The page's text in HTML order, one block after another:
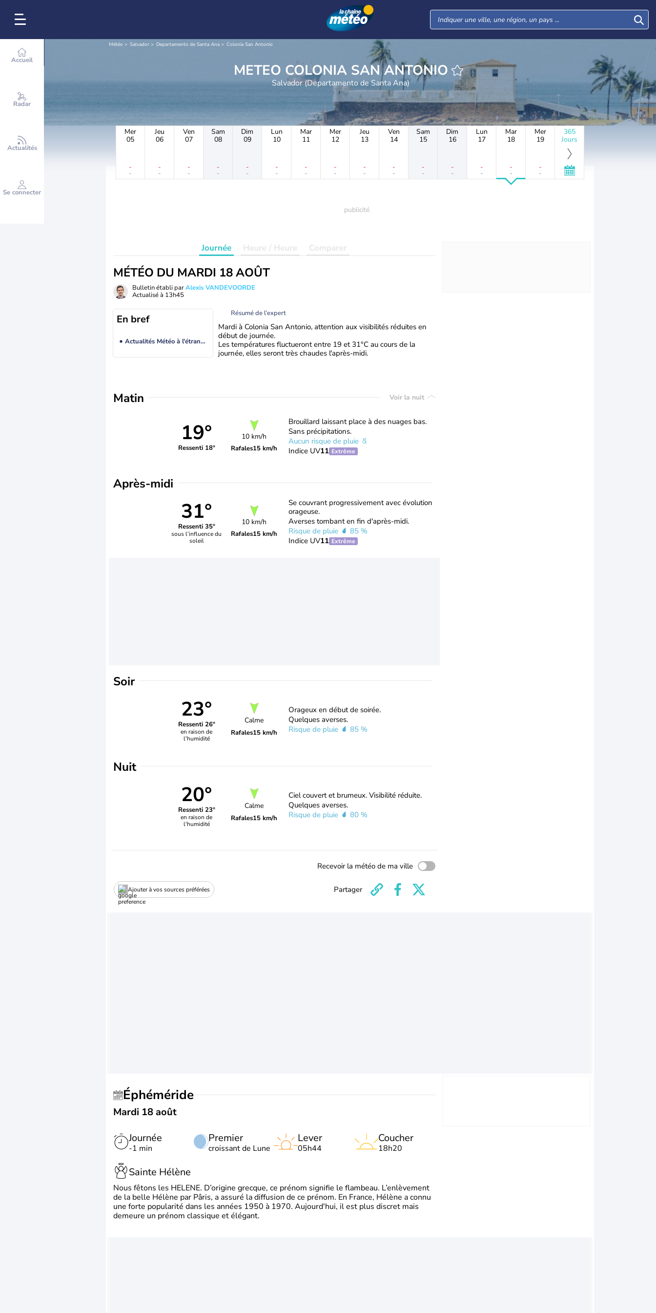
Accueil
Radar
Actualités
Se connecter
Météo Salvador Departamento de Santa Ana Colonia San Antonio
METEO COLONIA SAN ANTONIO
Salvador (Departamento de Santa Ana)
Mer
05
-
-
Jeu
06
-
-
Ven
07
-
-
Sam
08
-
-
Dim
09
-
-
Lun
10
-
-
Mar
11
-
-
Mer
12
-
-
Jeu
13
-
-
Ven
14
-
-
Sam
15
-
-
Dim
16
-
-
Lun
17
-
-
Mar
18
-
-
Mer
19
-
-
365
Jours
Journée Heure / Heure Comparer
MÉTÉO DU MARDI 18 AOÛT
Bulletin établi parAlexis VANDEVOORDE
Actualisé à 13h45
En bref
Actualités Météo à l'étranger
Résumé de l’expert
Mardi à Colonia San Antonio, attention aux visibilités réduites en
début de journée.
Les températures fluctueront entre 19 et 31°C au cours de la
journée, elles seront très chaudes l'après-midi.
Matin Voir la nuit
19°
Ressenti 18°
10 km/h
Rafales15 km/h
Brouillard laissant place à des nuages bas.
Sans précipitations.
Aucun risque de pluie
Indice UV11 Extrême
Après-midi
31°
Ressenti 35°
sous l’influence du
soleil
10 km/h
Rafales15 km/h
Se couvrant progressivement avec évolution
orageuse.
Averses tombant en fin d'après-midi.
Risque de pluie
85 %
Indice UV11 Extrême
Soir
23°
Ressenti 26°
en raison de
l'humidité
Calme
Rafales15 km/h
Orageux en début de soirée.
Quelques averses.
Risque de pluie
85 %
Nuit
20°
Ressenti 23°
en raison de
l'humidité
Calme
Rafales15 km/h
Ciel couvert et brumeux. Visibilité réduite.
Quelques averses.
Risque de pluie
80 %
Recevoir la météo de ma ville
Ajouter à vos sources préférées Partager
Éphéméride
Mardi 18 août
Journée
-1 min
Premier
croissant de Lune
Lever
05h44
Coucher
18h20
Sainte Hélène
Nous fêtons les HELENE. D’origine grecque, ce prénom signifie le flambeau. L’enlèvement
de la belle Hélène par Pâris, a assuré la diffusion de ce prénom. En France, Hélène a connu
une forte popularité dans les années 1950 à 1970. Aujourd'hui, il est plus discret mais
demeure un prénom classique et élégant.